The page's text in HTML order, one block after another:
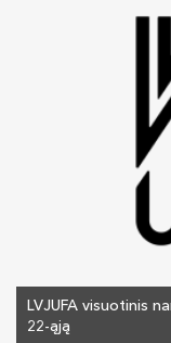
LVJUFA visuotinis
22-ąją